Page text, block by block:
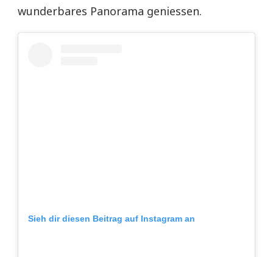
wunderbares Panorama geniessen.
Sieh dir diesen Beitrag auf Instagram an